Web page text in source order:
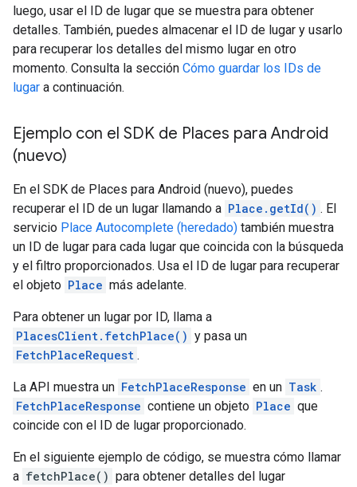
luego, usar el ID de lugar que se muestra para obtener
detalles. También, puedes almacenar el ID de lugar y usarlo
para recuperar los detalles del mismo lugar en otro
momento. Consulta la sección Cómo guardar los IDs de
lugar a continuación.
Ejemplo con el SDK de Places para Android
(nuevo)
En el SDK de Places para Android (nuevo), puedes
recuperar el ID de un lugar llamando a Place.getId() . El
servicio Place Autocomplete (heredado) también muestra
un ID de lugar para cada lugar que coincida con la búsqueda
y el filtro proporcionados. Usa el ID de lugar para recuperar
el objeto Place más adelante.
Para obtener un lugar por ID, llama a
PlacesClient.fetchPlace() y pasa un
FetchPlaceRequest .
La API muestra un FetchPlaceResponse en un Task .
FetchPlaceResponse contiene un objeto Place que
coincide con el ID de lugar proporcionado.
En el siguiente ejemplo de código, se muestra cómo llamar
a fetchPlace() para obtener detalles del lugar